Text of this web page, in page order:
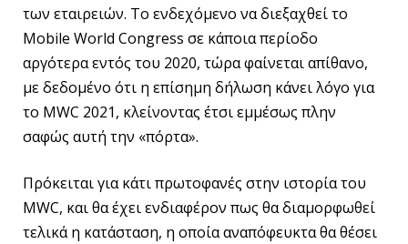
των εταιρειών. Το ενδεχόμενο να διεξαχθεί το
Mobile World Congress σε κάποια περίοδο
αργότερα εντός του 2020, τώρα φαίνεται απίθανο,
με δεδομένο ότι η επίσημη δήλωση κάνει λόγο για
το MWC 2021, κλείνοντας έτσι εμμέσως πλην
σαφώς αυτή την «πόρτα».
Πρόκειται για κάτι πρωτοφανές στην ιστορία του
MWC, και θα έχει ενδιαφέρον πως θα διαμορφωθεί
τελικά η κατάσταση, η οποία αναπόφευκτα θα θέσει